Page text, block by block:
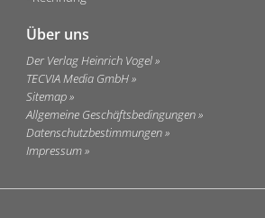
Über uns
Der Verlag Heinrich Vogel
TECVIA Media GmbH
Sitemap
Allgemeine Geschäftsbedingungen
Datenschutzbestimmungen
Impressum